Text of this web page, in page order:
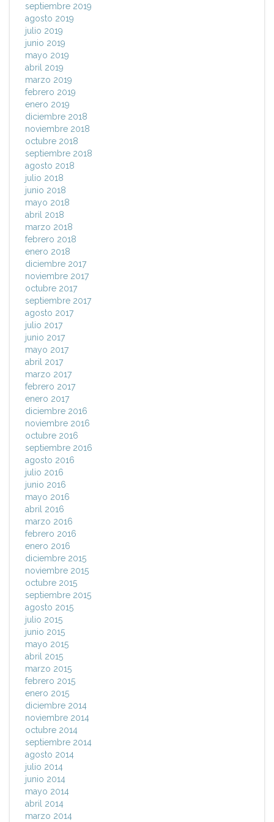
septiembre 2019
agosto 2019
julio 2019
junio 2019
mayo 2019
abril 2019
marzo 2019
febrero 2019
enero 2019
diciembre 2018
noviembre 2018
octubre 2018
septiembre 2018
agosto 2018
julio 2018
junio 2018
mayo 2018
abril 2018
marzo 2018
febrero 2018
enero 2018
diciembre 2017
noviembre 2017
octubre 2017
septiembre 2017
agosto 2017
julio 2017
junio 2017
mayo 2017
abril 2017
marzo 2017
febrero 2017
enero 2017
diciembre 2016
noviembre 2016
octubre 2016
septiembre 2016
agosto 2016
julio 2016
junio 2016
mayo 2016
abril 2016
marzo 2016
febrero 2016
enero 2016
diciembre 2015
noviembre 2015
octubre 2015
septiembre 2015
agosto 2015
julio 2015
junio 2015
mayo 2015
abril 2015
marzo 2015
febrero 2015
enero 2015
diciembre 2014
noviembre 2014
octubre 2014
septiembre 2014
agosto 2014
julio 2014
junio 2014
mayo 2014
abril 2014
marzo 2014